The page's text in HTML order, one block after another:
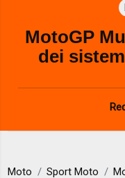
MotoGP
dei
Moto Sport Moto